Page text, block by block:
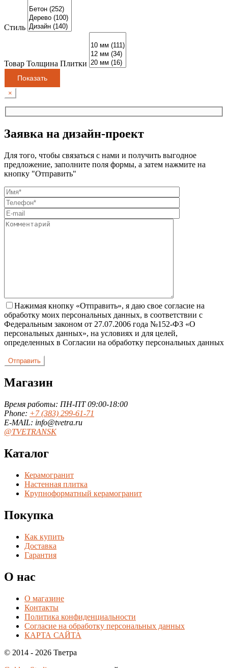
Стиль
Товар Толщина Плитки
Показать
×
Заявка на дизайн-проект
Для того, чтобы связаться с нами и получить выгодное
предложение, заполните поля формы, а затем нажмите на
кнопку "Отправить"
Нажимая кнопку «Отправить», я даю свое согласие на
обработку моих персональных данных, в соответствии с
Федеральным законом от 27.07.2006 года №152-ФЗ «О
персональных данных», на условиях и для целей,
определенных в Согласии на обработку персональных данных
Магазин
Время работы: ПН-ПТ 09:00-18:00
Phone: +7 (383) 299-61-71
E-MAIL: info@tvetra.ru
@TVETRANSK
Каталог
Керамогранит
Настенная плитка
Крупноформатный керамогранит
Покупка
Как купить
Доставка
Гарантия
О нас
О магазине
Контакты
Политика конфиденциальности
Согласие на обработку персональных данных
КАРТА САЙТА
© 2014 - 2026 Тветра